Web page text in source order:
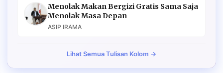
Menolak Makan Bergizi Gratis Sama Saja
Menolak Masa Depan
ASIP IRAMA
Lihat Semua Tulisan Kolom →